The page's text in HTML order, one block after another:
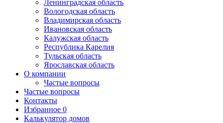
Ленинградская область
Вологодская область
Владимирская область
Ивановская область
Калужская область
Республика Карелия
Тульская область
Ярославская область
О компании
Частые вопросы
Частые вопросы
Контакты
Избранное 0
Калькулятор домов